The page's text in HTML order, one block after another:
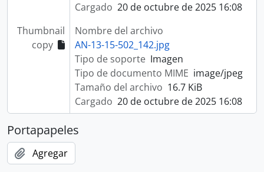
Cargado 20 de octubre de 2025 16:08
Thumbnail
copy
Nombre del archivo
AN-13-15-502_142.jpg
Tipo de soporte Imagen
Tipo de documento MIME image/jpeg
Tamaño del archivo 16.7 KiB
Cargado 20 de octubre de 2025 16:08
Portapapeles
Agregar